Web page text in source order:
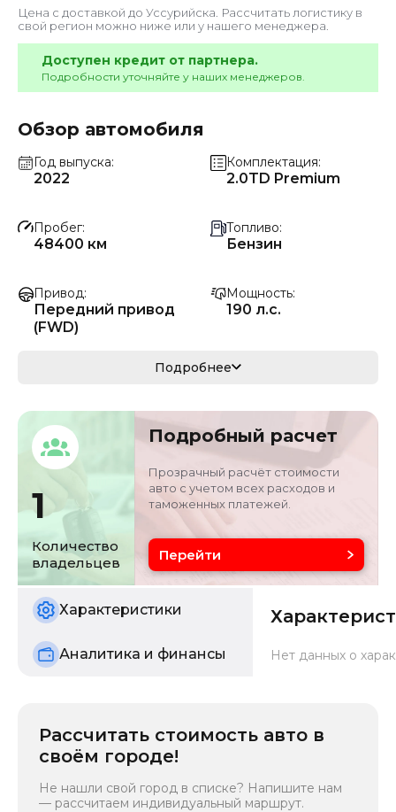
Цена с доставкой до Уссурийска . Рассчитать логистику в
свой регион можно ниже или у нашего менеджера.
Доступен кредит от партнера.
Подробности уточняйте у наших менеджеров.
Обзор автомобиля
Год выпуска
2022
Комплектация
2.0TD Premium
Пробег
48400 км
Топливо
Бензин
Привод
Передний привод
(FWD)
Мощность
190 л.с.
140 кВ
Кузов
седан/хэтчбек
L6T7854Z9ND0293
Объём двигателя
2 л
Цвет
Состояние
б/у
Подробнее
1
Количество
владельцев
Подробный расчет
Прозрачный расчёт стоимости
авто с учетом всех расходов и
таможенных платежей.
Перейти
Характеристики
Аналитика и финансы Нет данных о
Рассчитать стоимость авто в
своём городе!
Не нашли свой город в списке? Напишите нам
— рассчитаем индивидуальный маршрут.